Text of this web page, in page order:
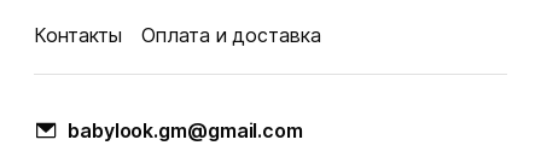
Контакты
Оплата и доставка
babylook.gm@gmail.com